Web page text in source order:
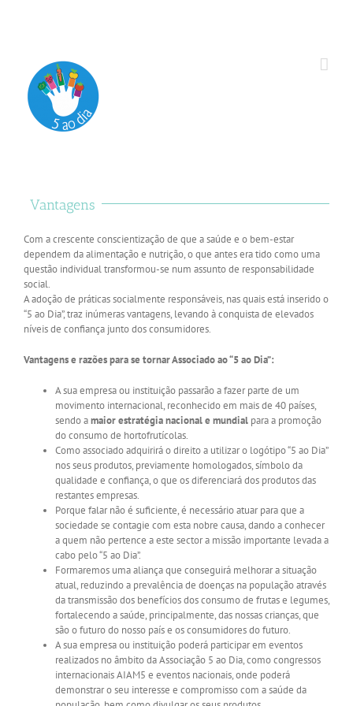
Vantagens
Com a crescente conscientização de que a saúde e o bem-estar
dependem da alimentação e nutrição, o que antes era tido como uma
questão individual transformou-se num assunto de responsabilidade
social.
A adoção de práticas socialmente responsáveis, nas quais está inserido o
“5 ao Dia”, traz inúmeras vantagens, levando à conquista de elevados
níveis de confiança junto dos consumidores.
Vantagens e razões para se tornarAssociado ao “5 ao Dia”:
A sua empresa ou instituição passarão a fazer parte de um
movimento internacional, reconhecido em mais de 40 países,
sendo amaior estratégia nacional e mundial para a promoção
do consumo de hortofrutícolas.
Como associado adquirirá o direito a utilizar o logótipo “5 ao Dia”
nos seus produtos, previamente homologados, símbolo da
qualidade e confiança, o que os diferenciará dos produtos das
restantes empresas.
Porque falar não é suficiente, é necessário atuar para que a
sociedade se contagie com esta nobre causa, dando a conhecer
a quem não pertence a este sector a missão importante levada a
cabo pelo “5 ao Dia”.
Formaremos uma aliança que conseguirá melhorar a situação
atual, reduzindo a prevalência de doenças na população através
da transmissão dos benefícios dos consumo de frutas e legumes,
fortalecendo a saúde, principalmente, das nossas crianças, que
são o futuro do nosso país e os consumidores do futuro.
A sua empresa ou instituição poderá participar em eventos
realizados no âmbito da Associação 5 ao Dia, como congressos
internacionais AIAM5 e eventos nacionais, onde poderá
demonstrar o seu interesse e compromisso com a saúde da